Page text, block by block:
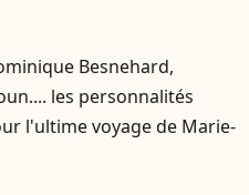
Besnehard,
les personnalités
l'ultime voyage de Marie-